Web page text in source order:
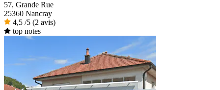
57, Grande Rue
25360 Nancray
4,5 /5 (2 avis)
top notes